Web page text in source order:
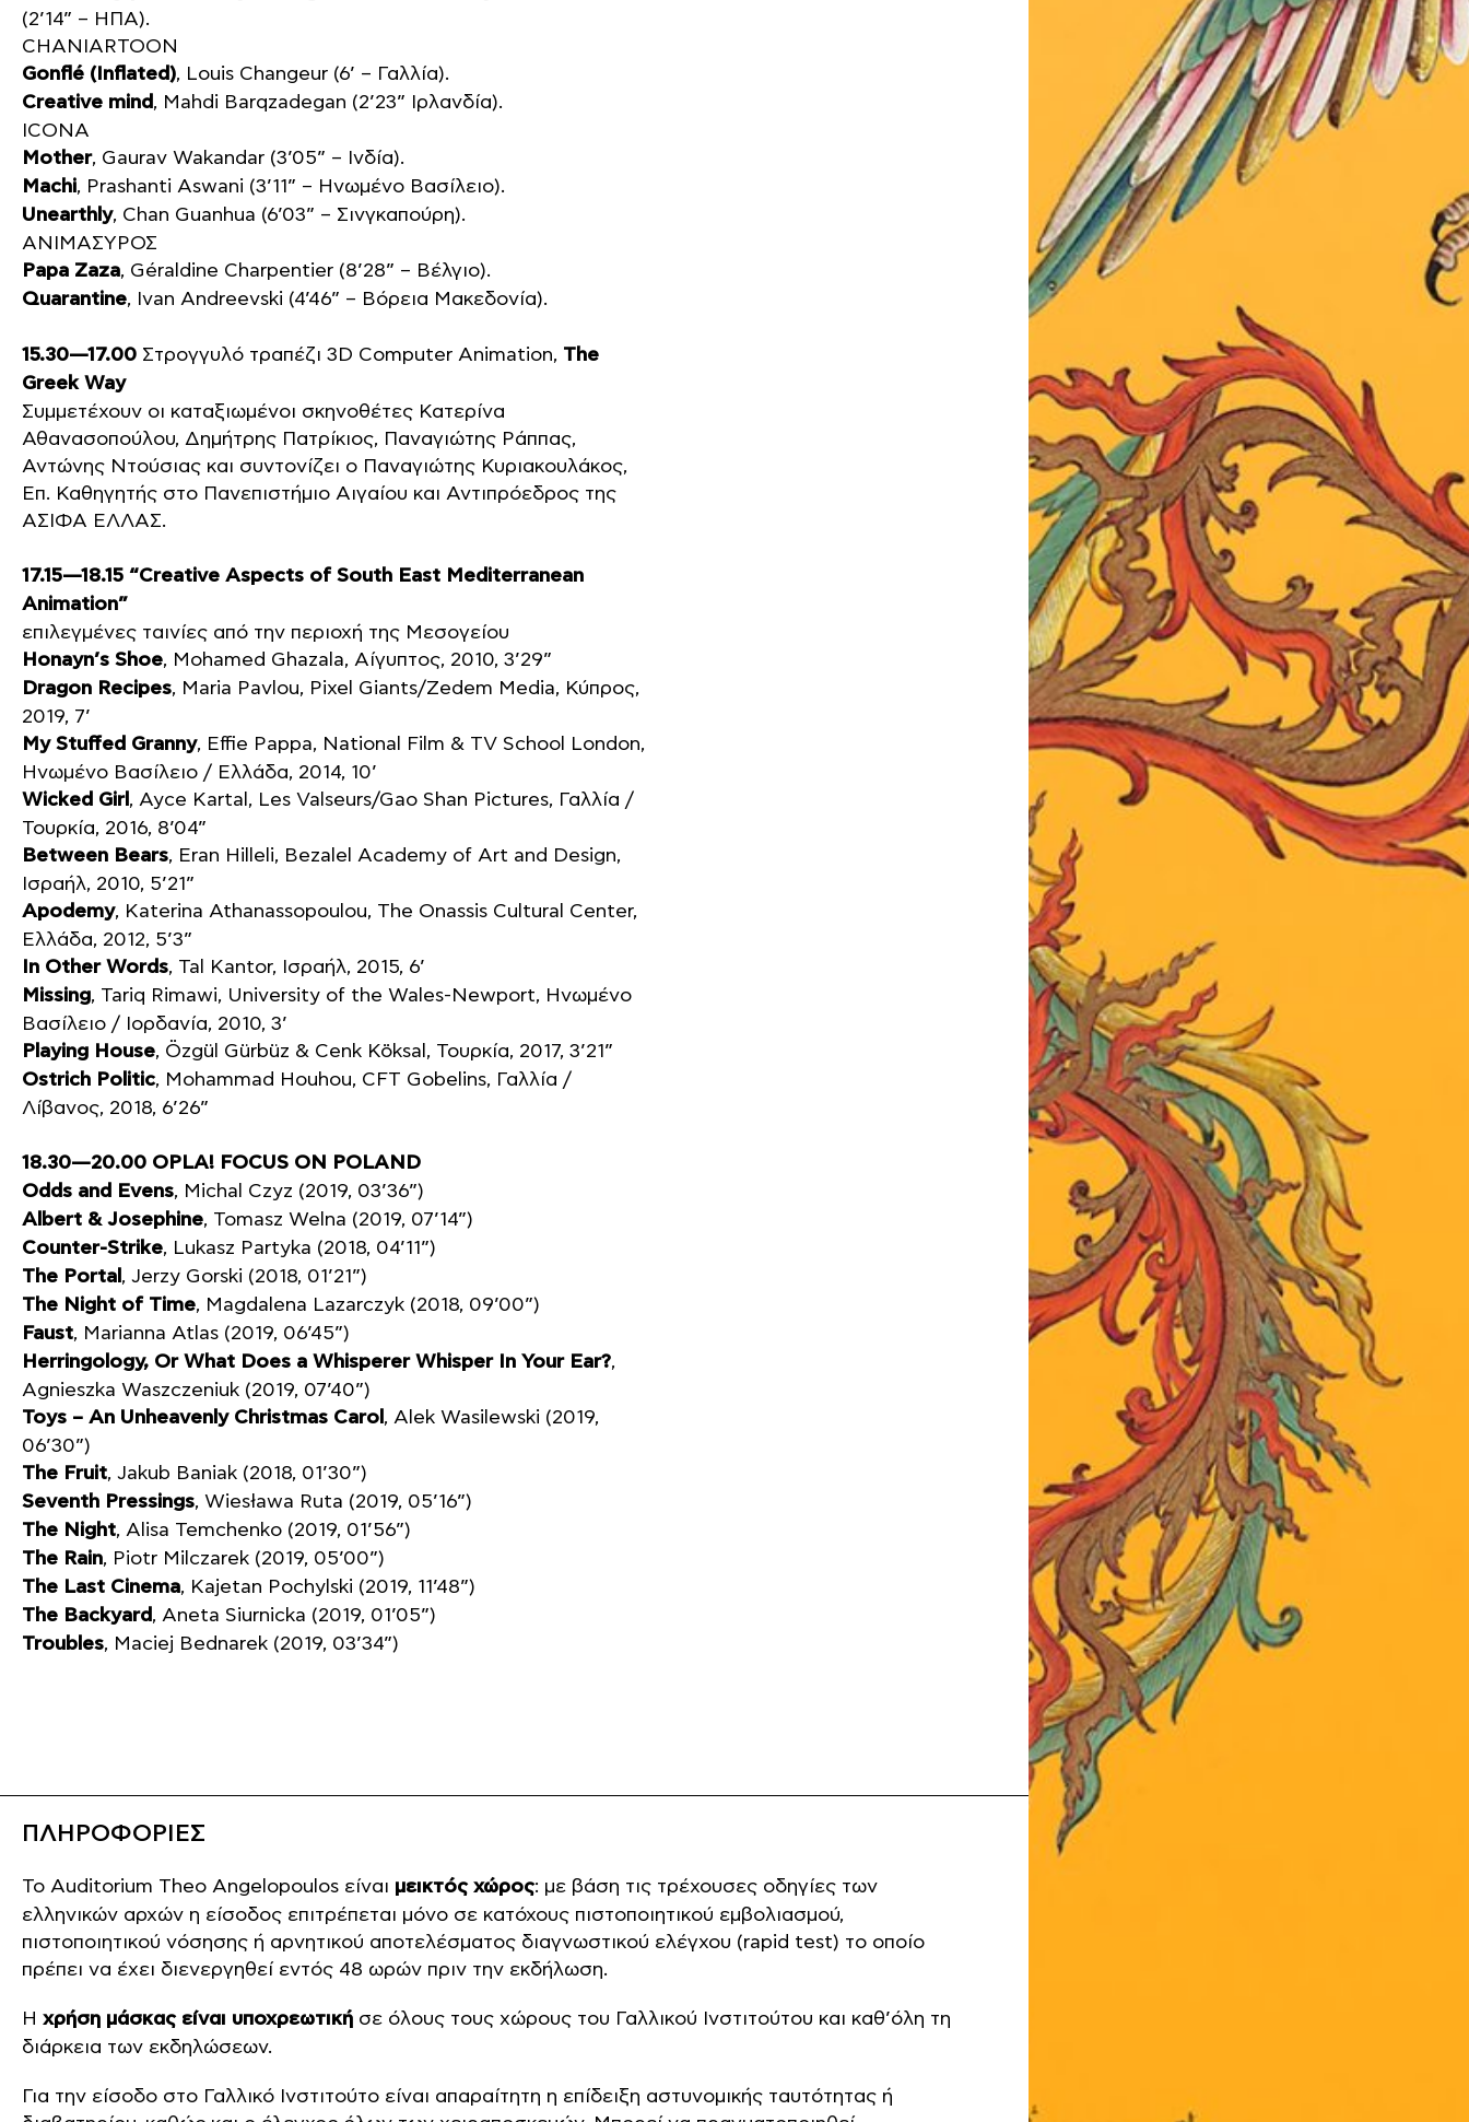
(2’14” – ΗΠΑ).
CHANIARTOON
Gonflé (Inflated), Louis Changeur (6’ – Γαλλία).
Creative mind, Mahdi Barqzadegan (2’23” Ιρλανδία).
ICONA
Mother, Gaurav Wakandar (3’05” – Ινδία).
Machi, Prashanti Aswani (3’11” – Ηνωμένο Βασίλειο).
Unearthly, Chan Guanhua (6’03” – Σινγκαπούρη).
ΑΝΙΜΑΣΥΡΟΣ
Papa Zaza, Géraldine Charpentier (8’28” – Βέλγιο).
Quarantine, Ivan Andreevski (4’46” – Βόρεια Μακεδονία).
15.30—17.00 Στρογγυλό τραπέζι 3D Computer Animation, The
Greek Way
Συμμετέχουν οι καταξιωμένοι σκηνοθέτες Κατερίνα
Αθανασοπούλου, Δημήτρης Πατρίκιος, Παναγιώτης Ράππας,
Αντώνης Ντούσιας και συντονίζει ο Παναγιώτης Κυριακουλάκος,
Επ. Καθηγητής στο Πανεπιστήμιο Αιγαίου και Αντιπρόεδρος της
ΑΣΙΦΑ ΕΛΛΑΣ.
17.15—18.15 “Creative Aspects of South East Mediterranean
Animation”
επιλεγμένες ταινίες από την περιοχή της Μεσογείου
Honayn’s Shoe, Mohamed Ghazala, Αίγυπτος, 2010, 3’29”
Dragon Recipes, Maria Pavlou, Pixel Giants/Zedem Media, Κύπρος,
2019, 7’
My Stuffed Granny, Effie Pappa, National Film & TV School London,
Ηνωμένο Βασίλειο / Ελλάδα, 2014, 10’
Wicked Girl, Ayce Kartal, Les Valseurs/Gao Shan Pictures, Γαλλία /
Τουρκία, 2016, 8’04”
Between Bears, Eran Hilleli, Bezalel Academy of Art and Design,
Ισραήλ, 2010, 5’21”
Apodemy, Katerina Athanassopoulou, The Onassis Cultural Center,
Ελλάδα, 2012, 5’3”
In Other Words, Tal Kantor, Ισραήλ, 2015, 6’
Missing, Tariq Rimawi, University of the Wales-Newport, Ηνωμένο
Βασίλειο / Ιορδανία, 2010, 3’
Playing House, Özgül Gürbüz & Cenk Köksal, Τουρκία, 2017, 3’21”
Ostrich Politic, Mohammad Houhou, CFT Gobelins, Γαλλία /
Λίβανος, 2018, 6’26”
18.30—20.00 OPLA! FOCUS ON POLAND
Odds and Evens, Michal Czyz (2019, 03’36”)
Albert & Josephine, Tomasz Welna (2019, 07’14”)
Counter-Strike, Lukasz Partyka (2018, 04’11”)
The Portal, Jerzy Gorski (2018, 01’21”)
The Night of Time, Magdalena Lazarczyk (2018, 09’00”)
Faust, Marianna Atlas (2019, 06’45”)
Herringology, Or What Does a Whisperer Whisper In Your Ear?,
Agnieszka Waszczeniuk (2019, 07’40”)
Toys – An Unheavenly Christmas Carol, Alek Wasilewski (2019,
06’30”)
The Fruit, Jakub Baniak (2018, 01’30”)
Seventh Pressings, Wiesława Ruta (2019, 05’16”)
The Night, Alisa Temchenko (2019, 01’56”)
The Rain, Piotr Milczarek (2019, 05’00”)
The Last Cinema, Kajetan Pochylski (2019, 11’48”)
The Backyard, Aneta Siurnicka (2019, 01’05”)
Troubles, Maciej Bednarek (2019, 03’34”)
ΠΛΗΡΟΦΟΡΙΕΣ
Το Auditorium Theo Angelopoulos είναι μεικτός χώρος: με βάση τις τρέχουσες οδηγίες των
ελληνικών αρχών η είσοδος επιτρέπεται μόνο σε κατόχους πιστοποιητικού εμβολιασμού,
πιστοποιητικού νόσησης ή αρνητικού αποτελέσματος διαγνωστικού ελέγχου (rapid test) το οποίο
πρέπει να έχει διενεργηθεί εντός 48 ωρών πριν την εκδήλωση.
Η χρήση μάσκας είναι υποχρεωτική σε όλους τους χώρους του Γαλλικού Ινστιτούτου και καθ’όλη τη
διάρκεια των εκδηλώσεων.
Για την είσοδο στο Γαλλικό Ινστιτούτο είναι απαραίτητη η επίδειξη αστυνομικής ταυτότητας ή